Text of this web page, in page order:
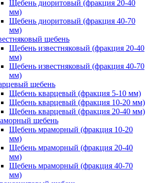
Щебень диоритовый (фракция 20-40
мм)
Щебень диоритовый (фракция 40-70
мм)
щебень
Щебень известняковый (фракция 20-40
мм)
Щебень известняковый (фракция 40-70
мм)
щебень
Щебень кварцевый (фракция 5-10 мм)
Щебень кварцевый (фракция 10-20 мм)
Щебень кварцевый (фракция 20-40 мм)
щебень
Щебень мраморный (фракция 10-20
мм)
Щебень мраморный (фракция 20-40
мм)
Щебень мраморный (фракция 40-70
мм)